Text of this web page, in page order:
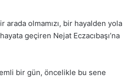
arada olmamızı, bir hayalden yola
geçiren Nejat Eczacıbaşı’na
bir gün, öncelikle bu sene